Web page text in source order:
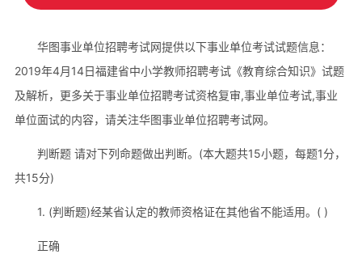
华图事业单位招聘考试网提供以下事业单位考试试题信息：
2019年4月14日福建省中小学教师招聘考试《教育综合知识》试题
及解析，更多关于事业单位招聘考试资格复审,事业单位考试,事业
单位面试的内容，请关注华图事业单位招聘考试网。
判断题 请对下列命题做出判断。(本大题共15小题，每题1分，
共15分)
1. (判断题)经某省认定的教师资格证在其他省不能适用。( )
正确